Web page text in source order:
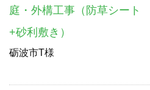
庭・外構工事（防草シート
+砂利敷き）
砺波市T様